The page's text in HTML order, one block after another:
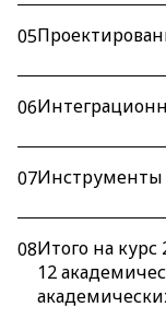
05
06
07Инструменты
08Итого на
12